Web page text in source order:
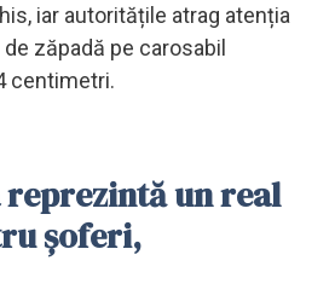
iar autoritățile atrag atenția
zăpadă pe carosabil
centimetri.
un real
șoferi,